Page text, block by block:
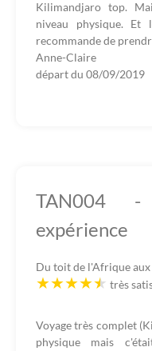
Kilimandjaro top.
niveau physique.
recommande de
Anne-Claire
départ du 08/09/2019
TAN004 -
expérience
Du toit de l'Afrique aux
très
Voyage très complet
physique mais